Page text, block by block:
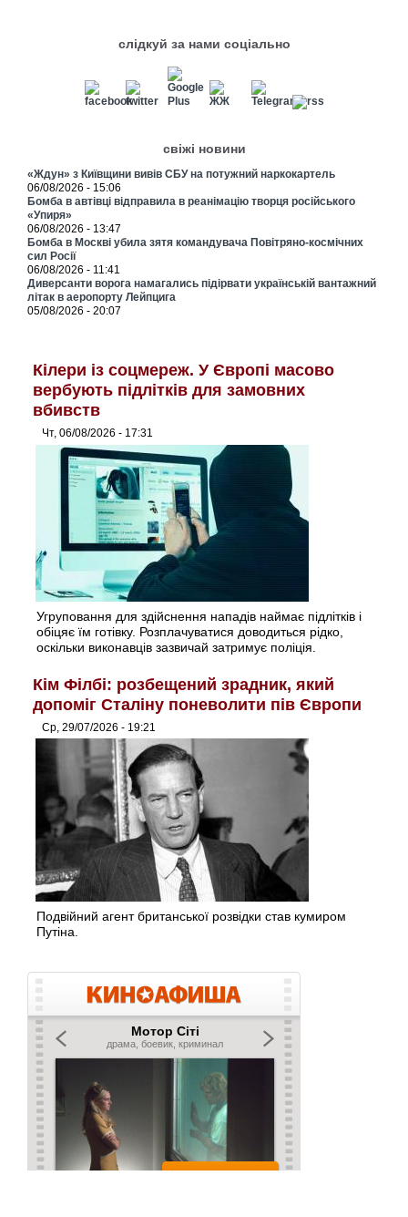
слідкуй за нами соціально
свіжі новини
«Ждун» з Київщини вивів СБУ на потужний наркокартель
06/08/2026 - 15:06
Бомба в автівці відправила в реанімацію творця російського
«Упиря»
06/08/2026 - 13:47
Бомба в Москві убила зятя командувача Повітряно-космічних
сил Росії
06/08/2026 - 11:41
Диверсанти ворога намагались підірвати українській вантажний
літак в аеропорту Лейпцига
05/08/2026 - 20:07
Кілери із соцмереж. У Європі масово
вербують підлітків для замовних
вбивств
Чт, 06/08/2026 - 17:31
Угруповання для здійснення нападів наймає підлітків і
обіцяє їм готівку. Розплачуватися доводиться рідко,
оскільки виконавців зазвичай затримує поліція.
Кім Філбі: розбещений зрадник, який
допоміг Сталіну поневолити пів Європи
Ср, 29/07/2026 - 19:21
Подвійний агент британської розвідки став кумиром
Путіна.